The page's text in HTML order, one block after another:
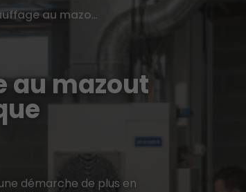
Conversion de chauffage au mazout : les étapes vers l’électrique
au mazout
démarche de plus en